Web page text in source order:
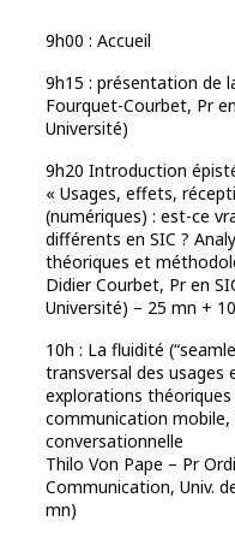
9h00 : Accueil
9h15 : présentation de
Fourquet-Courbet, Pr
Université)
9h20 Introduction
« Usages, effets,
(numériques) : est-ce
différents en SIC ?
théoriques et
Didier Courbet, Pr en
Université) – 25 mn +
10h : La fluidité
transversal des
explorations
communication mobile,
conversationnelle
Thilo Von Pape – Pr
Communication, Univ.
mn)